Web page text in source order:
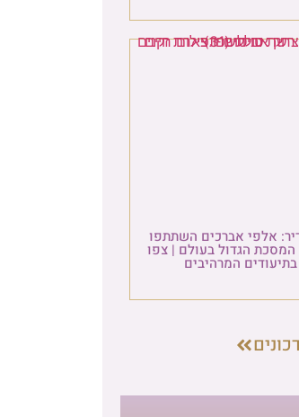
אלפי אברכים השתתפו
המסכת הגדול בעולם | צפו
בתיעודים המרהיבים